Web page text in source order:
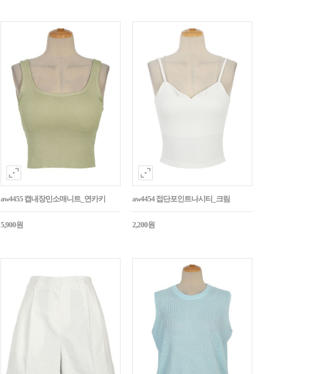
aw4455 캡내장민소매니트_연카키
5,900원
aw4454 접단포인트나시티_크림
2,200원